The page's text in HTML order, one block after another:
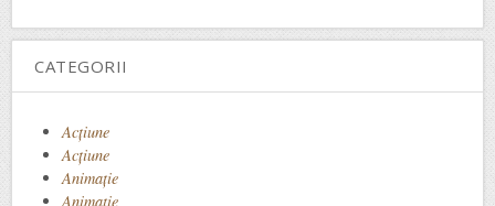
CATEGORII
Acţiune
Acțiune
Animaţie
Animație